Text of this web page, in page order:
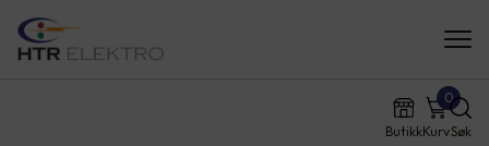
ButikkKurv
0
Søk